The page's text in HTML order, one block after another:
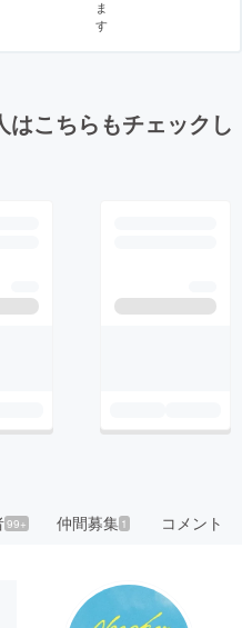
ま
す
はこちらもチェックし
99+ 仲間募集 1 コメント